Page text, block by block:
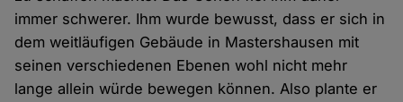
immer schwerer. Ihm wurde bewusst, dass er sich in
dem weitläufigen Gebäude in Mastershausen mit
seinen verschiedenen Ebenen wohl nicht mehr
lange allein würde bewegen können. Also plante er